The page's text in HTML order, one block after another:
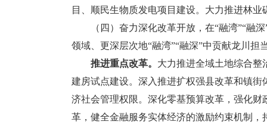
目、顺民生物质发电项目建设。大力推进林
（四）奋力深化改革开放，在“融湾”“融深
领域、更深层次地“融湾”“融深”中贡献龙川
推进重点改革。 大力推进全域土地综合整
建房试点建设。深入推进扩权强县改革和镇
济社会管理权限。深化零基预算改革，强化
革，健全金融服务实体经济的激励约束机制